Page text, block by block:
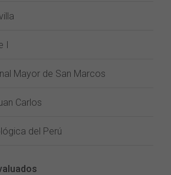
I
Mayor de San Marcos
Carlos
del Perú